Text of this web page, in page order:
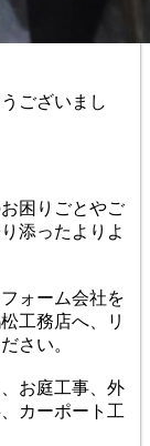
ございまし
困りごとやご
添ったよりよ
ォーム会社を
工務店へ、リ
さい。
お庭工事、外
カーポート工